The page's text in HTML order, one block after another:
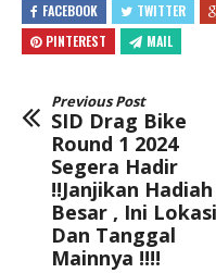
FACEBOOK TWITTER
PINTEREST
MAIL
Previous Post
SID Drag Bike
Round 1 2024
Segera Hadir
!!Janjikan Hadiah
Besar , Ini Lokasi
Dan Tanggal
Mainnya !!!!